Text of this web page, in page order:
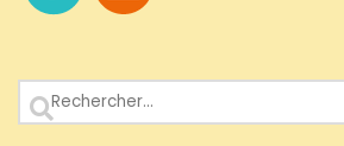
Rechercher :